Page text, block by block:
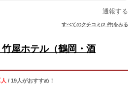
通報する
すべてのクチコミ(2 件)をみる
屋ホテル（鶴岡・酒
人 / 19人がおすすめ！